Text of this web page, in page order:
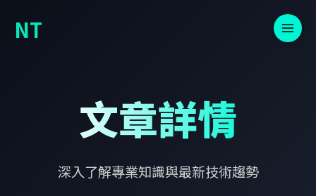
NT
文章詳情
深入了解專業知識與最新技術趨勢